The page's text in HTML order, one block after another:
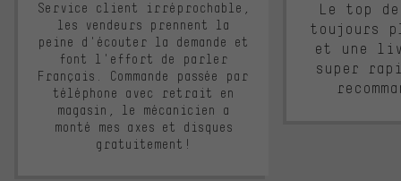
Service client irréprochable,
les vendeurs prennent la
peine d'écouter la demande et
font l'effort de parler
Français. Commande passée par
téléphone avec retrait en
magasin, le mécanicien a
monté mes axes et disques
gratuitement!
Le top
toujours
et une
super